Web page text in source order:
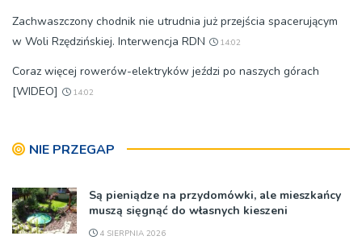
Zachwaszczony chodnik nie utrudnia już przejścia spacerującym
w Woli Rzędzińskiej. Interwencja RDN
14:02
Coraz więcej rowerów-elektryków jeździ po naszych górach
[WIDEO]
14:02
NIE PRZEGAP
Są pieniądze na przydomówki, ale mieszkańcy
muszą sięgnąć do własnych kieszeni
4 SIERPNIA 2026